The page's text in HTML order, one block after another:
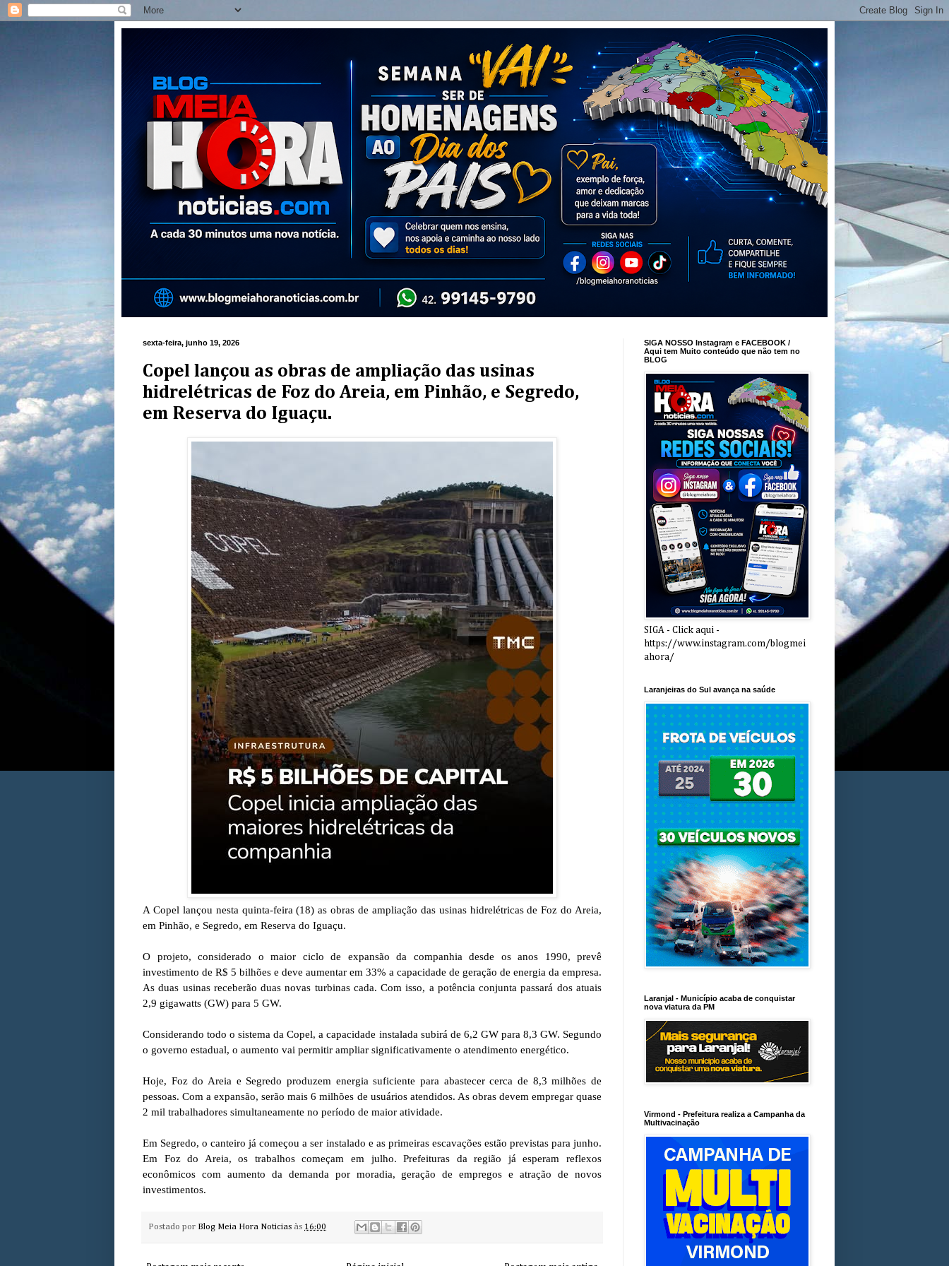
sexta-feira, junho 19, 2026
Copel lançou as obras de ampliação das usinas
hidrelétricas de Foz do Areia, em Pinhão, e Segredo,
em Reserva do Iguaçu.
A Copel lançou nesta quinta-feira (18) as obras de ampliação das usinas hidrelétricas de Foz do Areia,
em Pinhão, e Segredo, em Reserva do Iguaçu.
O projeto, considerado o maior ciclo de expansão da companhia desde os anos 1990, prevê
investimento de R$ 5 bilhões e deve aumentar em 33% a capacidade de geração de energia da empresa.
As duas usinas receberão duas novas turbinas cada. Com isso, a potência conjunta passará dos atuais
2,9 gigawatts (GW) para 5 GW.
Considerando todo o sistema da Copel, a capacidade instalada subirá de 6,2 GW para 8,3 GW. Segundo
o governo estadual, o aumento vai permitir ampliar significativamente o atendimento energético.
Hoje, Foz do Areia e Segredo produzem energia suficiente para abastecer cerca de 8,3 milhões de
pessoas. Com a expansão, serão mais 6 milhões de usuários atendidos. As obras devem empregar quase
2 mil trabalhadores simultaneamente no período de maior atividade.
Em Segredo, o canteiro já começou a ser instalado e as primeiras escavações estão previstas para junho.
Em Foz do Areia, os trabalhos começam em julho. Prefeituras da região já esperam reflexos
econômicos com aumento da demanda por moradia, geração de empregos e atração de novos
investimentos.
Postado por Blog Meia Hora Noticias às 16:00
SIGA NOSSO Instagram e FACEBOOK /
Aqui tem Muito conteúdo que não tem no
BLOG
SIGA - Click aqui -
https://www.instagram.com/blogmei
ahora/
Laranjeiras do Sul avança na saúde
Laranjal - Município acaba de conquistar
nova viatura da PM
Virmond - Prefeitura realiza a Campanha da
Multivacinação